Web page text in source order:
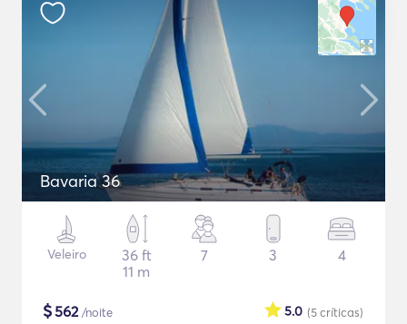
Bavaria 36
Veleiro
36 ft
11 m
7 3 4
$562/noite (5críticas)
5.0